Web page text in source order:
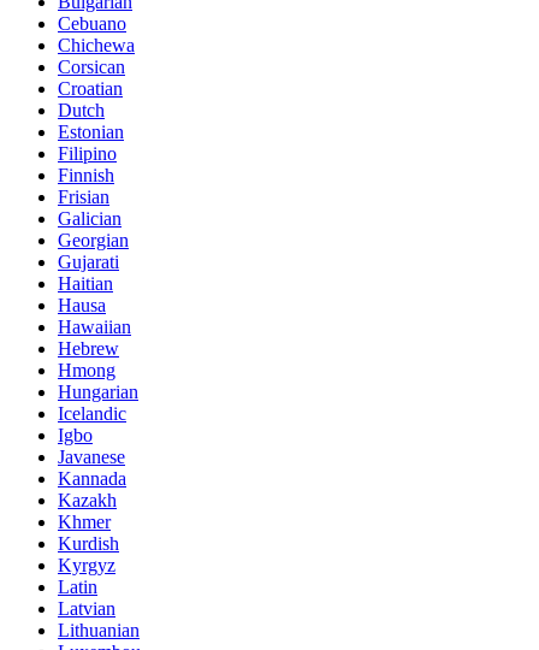
Cebuano
Chichewa
Corsican
Croatian
Dutch
Estonian
Filipino
Finnish
Frisian
Galician
Georgian
Gujarati
Haitian
Hausa
Hawaiian
Hebrew
Hmong
Hungarian
Icelandic
Igbo
Javanese
Kannada
Kazakh
Khmer
Kurdish
Kyrgyz
Latin
Latvian
Lithuanian